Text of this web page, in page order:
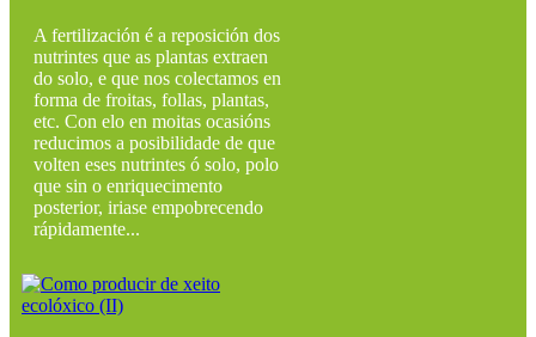
A fertilización é a reposición dos
nutrintes que as plantas extraen
do solo, e que nos colectamos en
forma de froitas, follas, plantas,
etc. Con elo en moitas ocasións
reducimos a posibilidade de que
volten eses nutrintes ó solo, polo
que sin o enriquecimento
posterior, iriase empobrecendo
rápidamente...